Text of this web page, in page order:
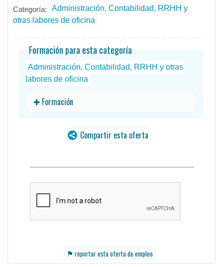
Categoría:
Administración, Contabilidad, RRHH y
otras labores de oficina
Formación para esta categoría
Administración, Contabilidad, RRHH y otras
labores de oficina
✚ Formación
Compartir esta oferta
⚑ reportar esta oferta de empleo